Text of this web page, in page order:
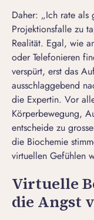
Daher: „Ich rate
Projektionsfalle zu
Realität. Egal, wie
oder Telefonieren
verspürt, erst das
ausschlaggebend
die Expertin. Vor
Körperbewegung,
entscheide zu
die Biochemie
virtuellen Gefühlen
Virtuelle
die Angst